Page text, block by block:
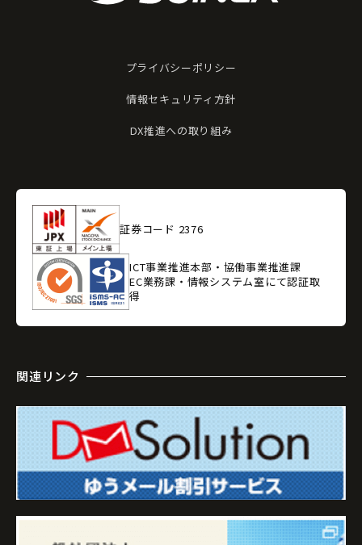
プライバシーポリシー
情報セキュリティ方針
DX推進への取り組み
証券コード 2376
ICT事業推進本部・協働事業推進課
EC業務課・情報システム室にて認証取
得
関連リンク